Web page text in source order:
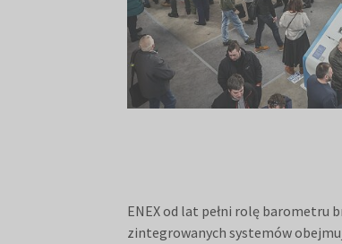
ENEX od lat pełni rolę barometru
zintegrowanych systemów